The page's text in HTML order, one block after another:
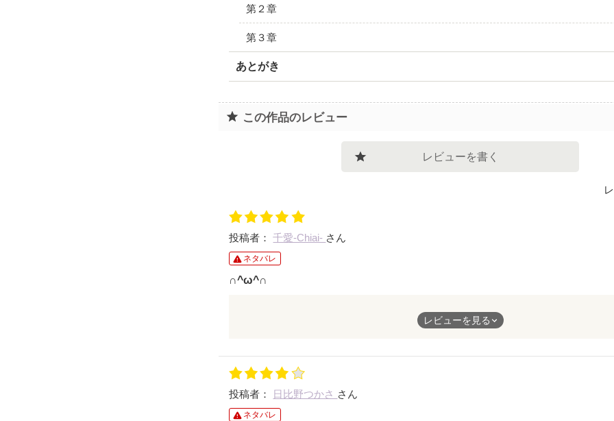
第２章
第３章
あとがき
この作品のレビュー
レビューを書く
投稿者：千愛-Chiai- さん
ネタバレ
∩^ω^∩
入ってて興味を持
ちながら読んだよ
＼(^^)／これか
レビューを見る
投稿者： 日比野つかさ さん
ネタバレ